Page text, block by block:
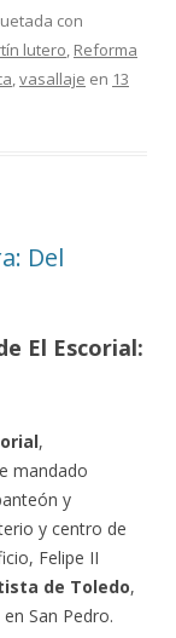
con
lutero, Reforma
,vasallaje en 13
Del
El Escorial:
,
mandado
y
y centro de
Felipe II
de Toledo,
San Pedro.